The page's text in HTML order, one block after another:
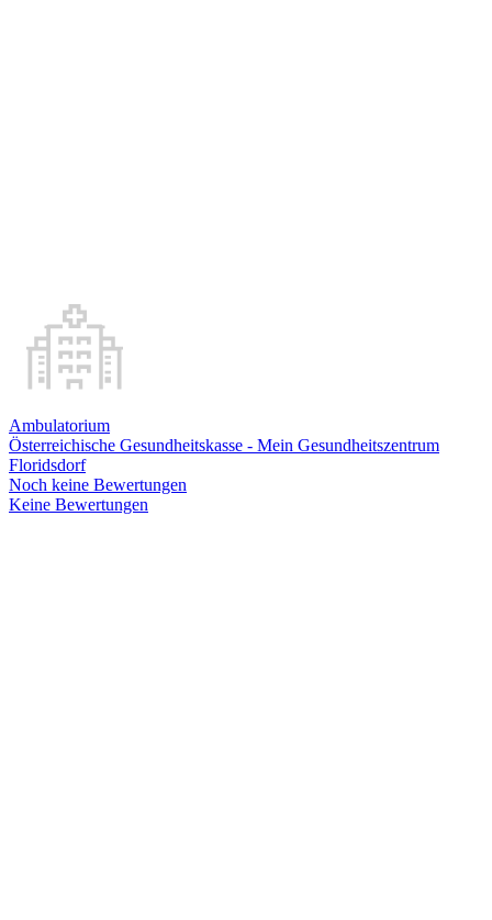
Ambulatorium
Österreichische Gesundheitskasse - Mein Gesundheitszentrum
Floridsdorf
Noch keine Bewertungen
Keine Bewertungen